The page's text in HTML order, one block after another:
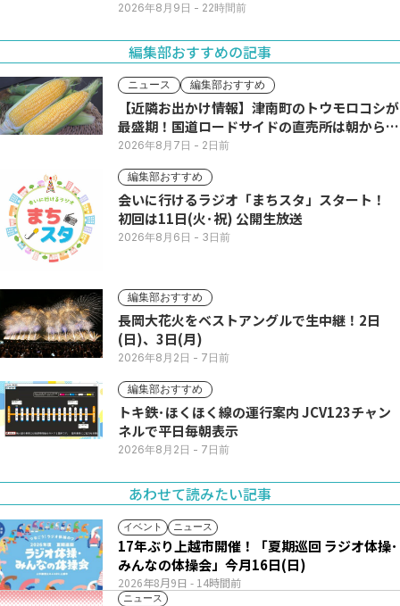
2026年8月9日 - 22時間前
編集部おすすめの記事
ニュース 編集部おすすめ
【近隣お出かけ情報】津南町のトウモロコシが
最盛期！国道ロードサイドの直売所は朝から長
い列
2026年8月7日 - 2日前
編集部おすすめ
会いに行けるラジオ「まちスタ」スタート！
初回は11日(火･祝) 公開生放送
2026年8月6日 - 3日前
編集部おすすめ
長岡大花火をベストアングルで生中継！2日
(日)、3日(月)
2026年8月2日 - 7日前
編集部おすすめ
トキ鉄･ほくほく線の運行案内 JCV123チャン
ネルで平日毎朝表示
2026年8月2日 - 7日前
あわせて読みたい記事
イベント ニュース
2026年8月9日 - 14時間前
17年ぶり上越市開催！「夏期巡回 ラジオ体操･
みんなの体操会」今月16日(日)
ニュース